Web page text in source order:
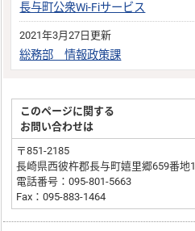
長与町公衆Wi-Fiサービス
2021年3月27日更新
総務部 情報政策課
このページに関する
お問い合わせは
〒851-2185
長崎県西彼杵郡長与町嬉里郷659番地1
電話番号：095-801-5663
Fax：095-883-1464